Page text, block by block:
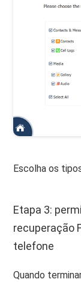
Escolha os
Etapa 3:
recuperação
telefone
Quando